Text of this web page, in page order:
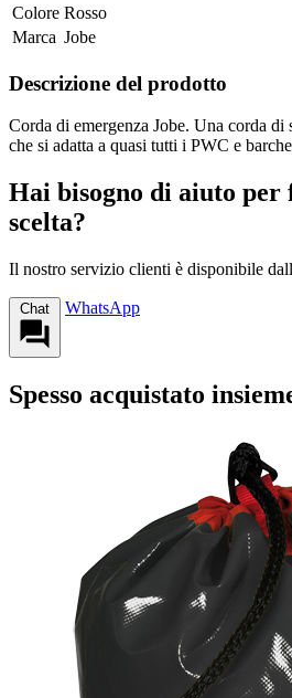
Colore Rosso
Marca Jobe
Descrizione del prodotto
Corda di emergenza Jobe. Una corda
che si adatta a quasi tutti i PWC e
Hai bisogno di aiuto per
scelta?
Il nostro servizio clienti è disponibile
Chat WhatsApp
Spesso acquistato